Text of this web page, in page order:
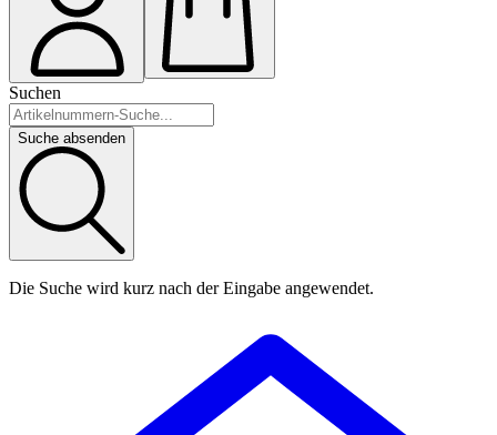
Suchen
Suche absenden
Die Suche wird kurz nach der Eingabe angewendet.